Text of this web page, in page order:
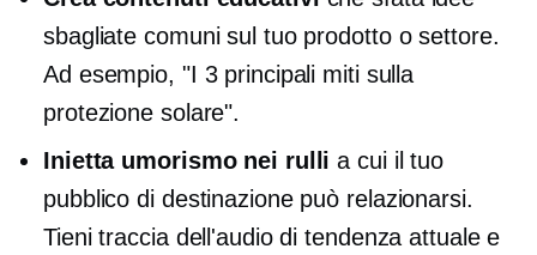
sbagliate comuni sul tuo prodotto o settore.
Ad esempio, "I 3 principali miti sulla
protezione solare".
Inietta umorismo nei rulli a cui il tuo
pubblico di destinazione può relazionarsi.
Tieni traccia dell'audio di tendenza attuale e